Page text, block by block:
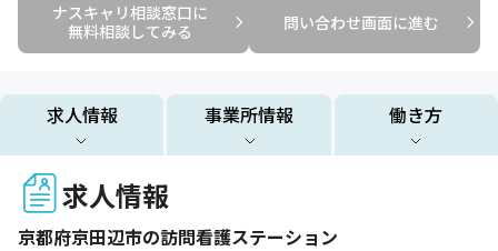
ナスキャリ相談窓口に
無料相談してみる
問い合わせ画面に進む
求人情報 事業所情報 働き方
求人情報
京都府京田辺市の訪問看護ステーション